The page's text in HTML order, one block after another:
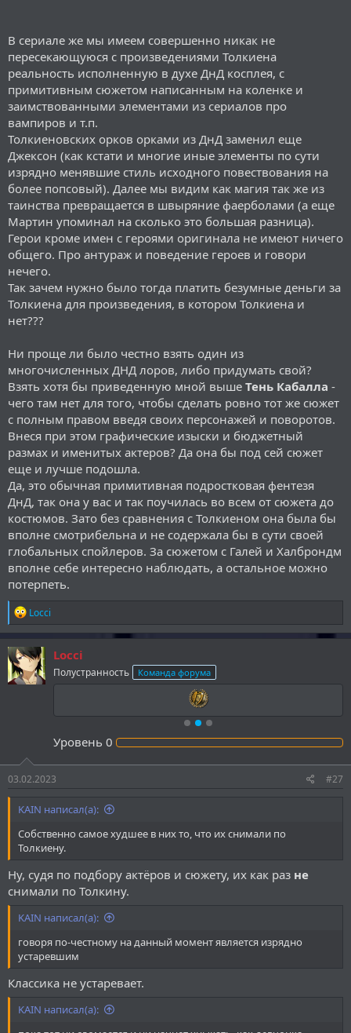
В сериале же мы имеем совершенно никак не
пересекающуюся с произведениями Толкиена
реальность исполненную в духе ДнД косплея, с
примитивным сюжетом написанным на коленке и
заимствованными элементами из сериалов про
вампиров и т.п.
Толкиеновских орков орками из ДнД заменил еще
Джексон (как кстати и многие иные элементы по сути
изрядно менявшие стиль исходного повествования на
более попсовый). Далее мы видим как магия так же из
таинства превращается в швыряние фаерболами (а еще
Мартин упоминал на сколько это большая разница).
Герои кроме имен с героями оригинала не имеют ничего
общего. Про антураж и поведение героев и говори
нечего.
Так зачем нужно было тогда платить безумные деньги за
Толкиена для произведения, в котором Толкиена и
нет???
Ни проще ли было честно взять один из
многочисленных ДНД лоров, либо придумать свой?
Взять хотя бы приведенную мной выше Тень Кабалла -
чего там нет для того, чтобы сделать ровно тот же сюжет
с полным правом введя своих персонажей и поворотов.
Внеся при этом графические изыски и бюджетный
размах и именитых актеров? Да она бы под сей сюжет
еще и лучше подошла.
Да, это обычная примитивная подростковая фентезя
ДнД, так она у вас и так поучилась во всем от сюжета до
костюмов. Зато без сравнения с Толкиеном она была бы
вполне смотрибельна и не содержала бы в сути своей
глобальных спойлеров. За сюжетом с Галей и Халброндм
вполне себе интересно наблюдать, а остальное можно
потерпеть.
Р
е
а
к
ц
и
и
Locci
Locci
Полустранность Команда форума
Уровень 0
03.02.2023 #27
KAIN написал(а):
Собственно самое худшее в них то, что их снимали по
Толкиену.
Ну, судя по подбору актёров и сюжету, их как раз не
снимали по Толкину.
KAIN написал(а):
говоря по-честному на данный момент является изрядно
устаревшим
Классика не устаревает.
KAIN написал(а):